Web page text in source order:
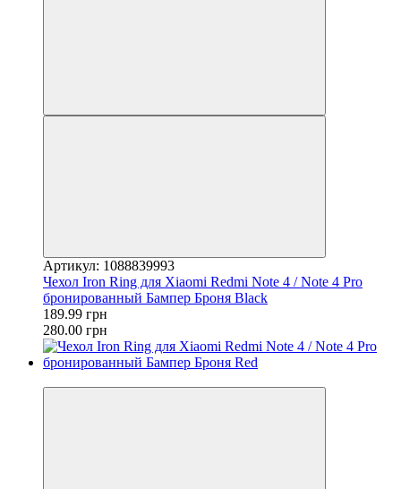
Артикул: 1088839993
Чехол Iron Ring для Xiaomi Redmi Note 4 / Note 4 Pro
бронированный Бампер Броня Black
189.99 грн
280.00 грн